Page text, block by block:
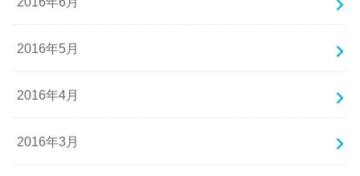
2016年5月
2016年4月
2016年3月